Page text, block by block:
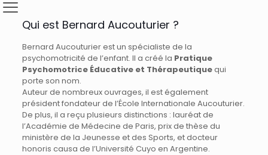
Qui est Bernard Aucouturier ?
Bernard Aucouturier est un spécialiste de la
psychomotricité de l’enfant. Il a créé la Pratique
Psychomotrice Éducative et Thérapeutiquequi
porte son nom.
Auteur de nombreux ouvrages, il est également
président fondateur de l’École Internationale Aucouturier.
De plus, il a reçu plusieurs distinctions : lauréat de
l’Académie de Médecine de Paris, prix de thèse du
ministère de la Jeunesse et des Sports, et docteur
honoris causa de l’Université Cuyo en Argentine.